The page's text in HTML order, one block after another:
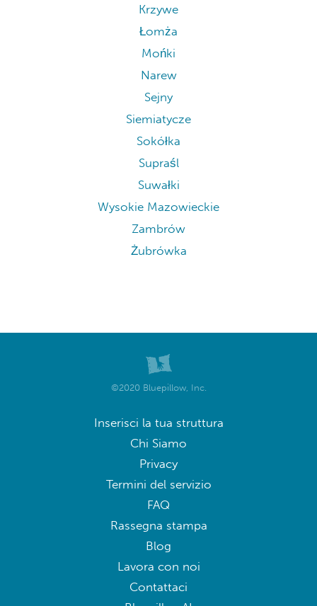
Krzywe
Łomża
Mońki
Narew
Sejny
Siemiatycze
Sokółka
Supraśl
Suwałki
Wysokie Mazowieckie
Zambrów
Żubrówka
©2020 Bluepillow, Inc.
Inserisci la tua struttura
Chi Siamo
Privacy
Termini del servizio
FAQ
Rassegna stampa
Blog
Lavora con noi
Contattaci